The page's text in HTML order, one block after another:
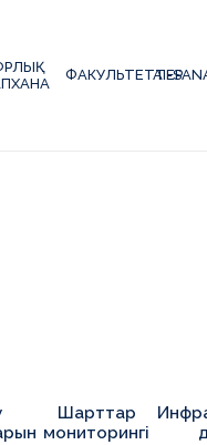
ФАКУЛЬТЕТТЕР
AI-
Шарттар
мониторингі